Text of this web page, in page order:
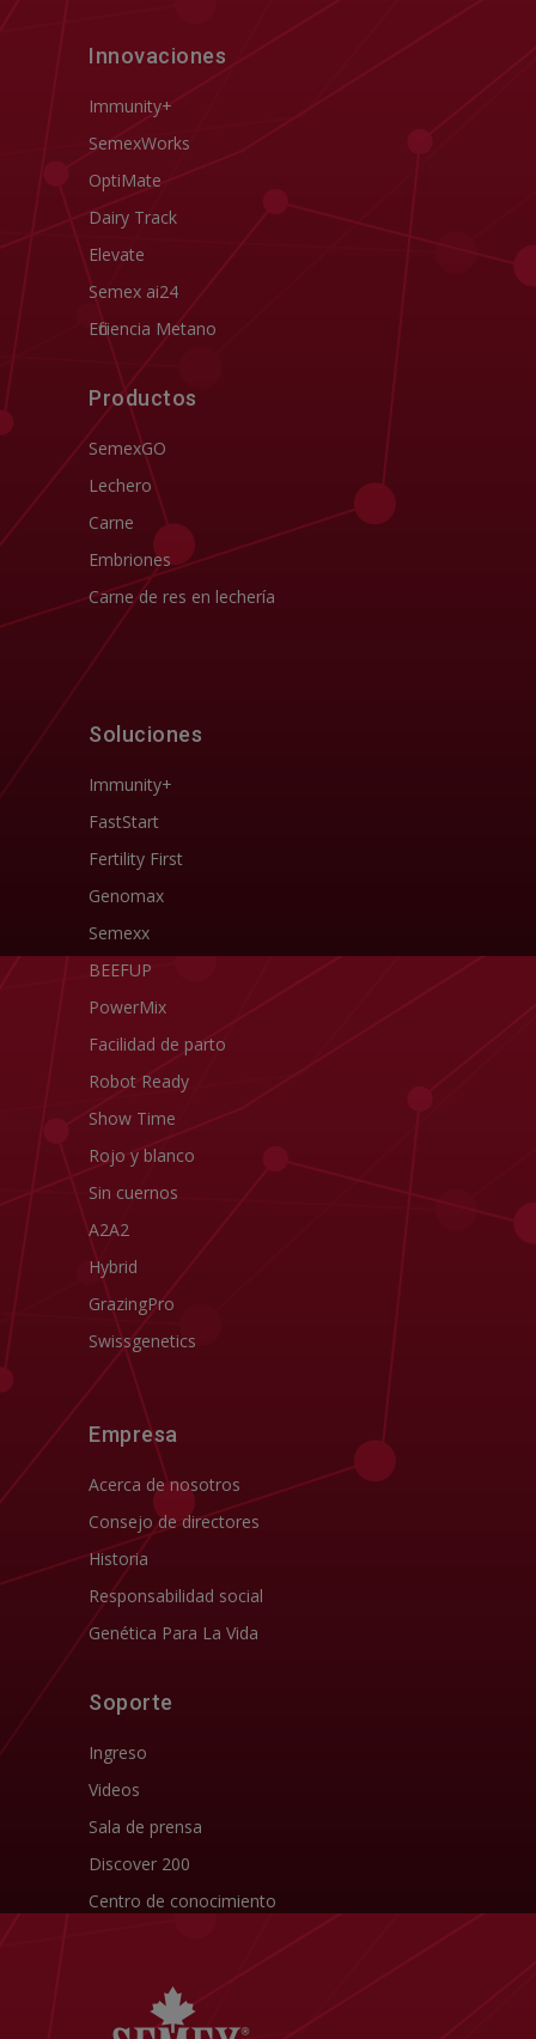
Innovaciones
Immunity+
SemexWorks
OptiMate
Dairy Track
Elevate
Semex ai24
Eficiencia Metano
Productos
SemexGO
Lechero
Carne
Embriones
Carne de res en lechería
Soluciones
Immunity+
FastStart
Fertility First
Genomax
Semexx
BEEFUP
PowerMix
Facilidad de parto
Robot Ready
Show Time
Rojo y blanco
Sin cuernos
A2A2
Hybrid
GrazingPro
Swissgenetics
Empresa
Acerca de nosotros
Consejo de directores
Historia
Responsabilidad social
Genética Para La Vida
Soporte
Ingreso
Videos
Sala de prensa
Discover 200
Centro de conocimiento